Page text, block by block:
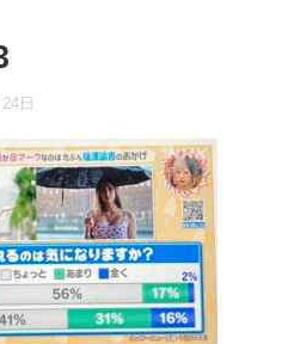
日